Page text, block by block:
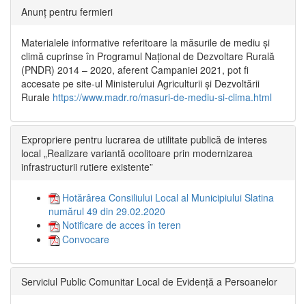
Anunț pentru fermieri
Materialele informative referitoare la măsurile de mediu și
climă cuprinse în Programul Național de Dezvoltare Rurală
(PNDR) 2014 – 2020, aferent Campaniei 2021, pot fi
accesate pe site-ul Ministerului Agriculturii și Dezvoltării
Rurale https://www.madr.ro/masuri-de-mediu-si-clima.html
Expropriere pentru lucrarea de utilitate publică de interes
local „Realizare variantă ocolitoare prin modernizarea
infrastructurii rutiere existente”
Hotărârea Consiliului Local al Municipiului Slatina
numărul 49 din 29.02.2020
Notificare de acces în teren
Convocare
Serviciul Public Comunitar Local de Evidență a Persoanelor